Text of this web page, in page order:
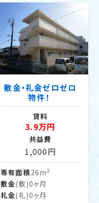
敷金・礼金ゼロゼロ
物件！
賃料
3.9万円
共益費
1,000円
専有面積26m2
敷金(敷)0ヶ月
礼金(礼)0ヶ月